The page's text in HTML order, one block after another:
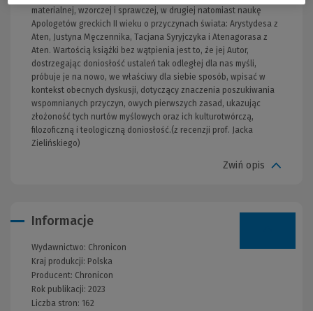
materialnej, wzorczej i sprawczej, w drugiej natomiast naukę
Apologetów greckich II wieku o przyczynach świata: Arystydesa z
Aten, Justyna Męczennika, Tacjana Syryjczyka i Atenagorasa z
Aten. Wartością książki bez wątpienia jest to, że jej Autor,
dostrzegając doniosłość ustaleń tak odległej dla nas myśli,
próbuje je na nowo, we właściwy dla siebie sposób, wpisać w
kontekst obecnych dyskusji, dotyczący znaczenia poszukiwania
wspomnianych przyczyn, owych pierwszych zasad, ukazując
złożoność tych nurtów myślowych oraz ich kulturotwórczą,
filozoficzną i teologiczną doniosłość.(z recenzji prof. Jacka
Zielińskiego)
Zwiń opis
Informacje
Wydawnictwo: Chronicon
Kraj produkcji: Polska
Producent: Chronicon
Rok publikacji: 2023
Liczba stron: 162